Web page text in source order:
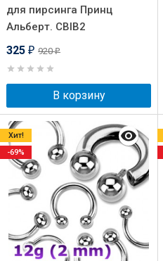
для пирсинга Принц
Альберт. CBIB2
325 ₽ 920₽
В корзину
Хит!
-69%